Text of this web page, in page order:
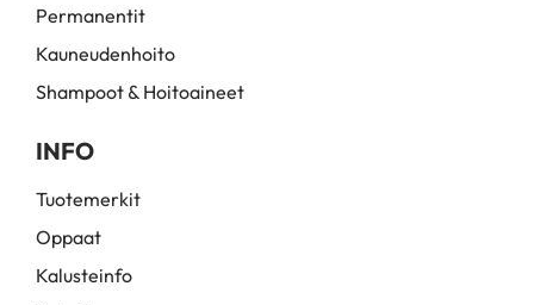
Permanentit
Kauneudenhoito
Shampoot & Hoitoaineet
INFO
Tuotemerkit
Oppaat
Kalusteinfo